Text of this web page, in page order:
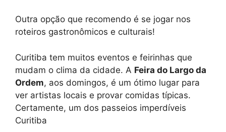
Outra opção que recomendo é se jogar nos
roteiros gastronômicos e culturais!
Curitiba tem muitos eventos e feirinhas que
mudam o clima da cidade. A Feira do Largo da
Ordem, aos domingos, é um ótimo lugar para
ver artistas locais e provar comidas típicas.
Certamente, um dos passeios imperdíveis
Curitiba